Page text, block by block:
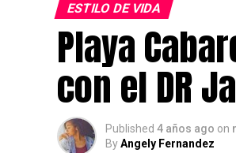
ESTILO DE VIDA
Playa
con el DR
Published 4 años ago on
ByAngely Fernandez